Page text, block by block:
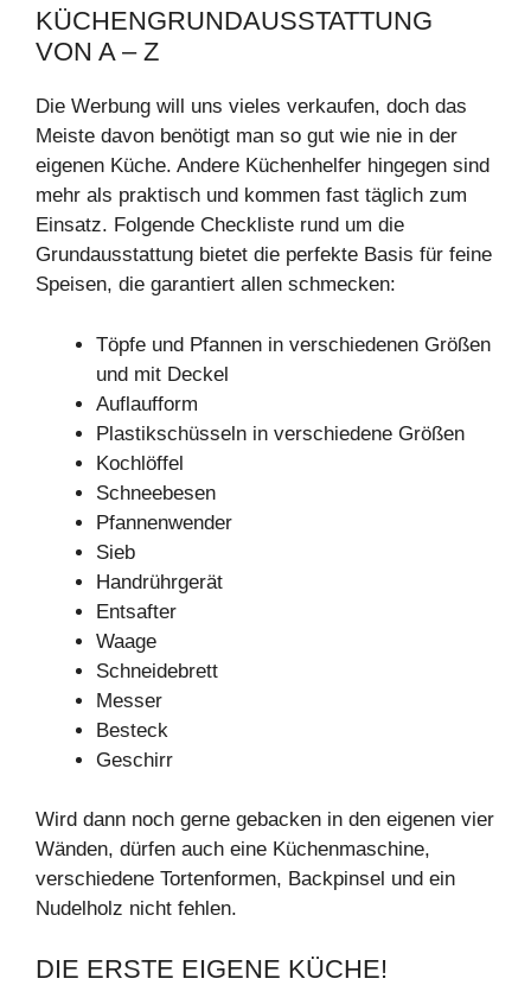
KÜCHENGRUNDAUSSTATTUNG
VON A – Z
Die Werbung will uns vieles verkaufen, doch das
Meiste davon benötigt man so gut wie nie in der
eigenen Küche. Andere Küchenhelfer hingegen sind
mehr als praktisch und kommen fast täglich zum
Einsatz. Folgende Checkliste rund um die
Grundausstattung bietet die perfekte Basis für feine
Speisen, die garantiert allen schmecken:
Töpfe und Pfannen in verschiedenen Größen
und mit Deckel
Auflaufform
Plastikschüsseln in verschiedene Größen
Kochlöffel
Schneebesen
Pfannenwender
Sieb
Handrührgerät
Entsafter
Waage
Schneidebrett
Messer
Besteck
Geschirr
Wird dann noch gerne gebacken in den eigenen vier
Wänden, dürfen auch eine Küchenmaschine,
verschiedene Tortenformen, Backpinsel und ein
Nudelholz nicht fehlen.
DIE ERSTE EIGENE KÜCHE!